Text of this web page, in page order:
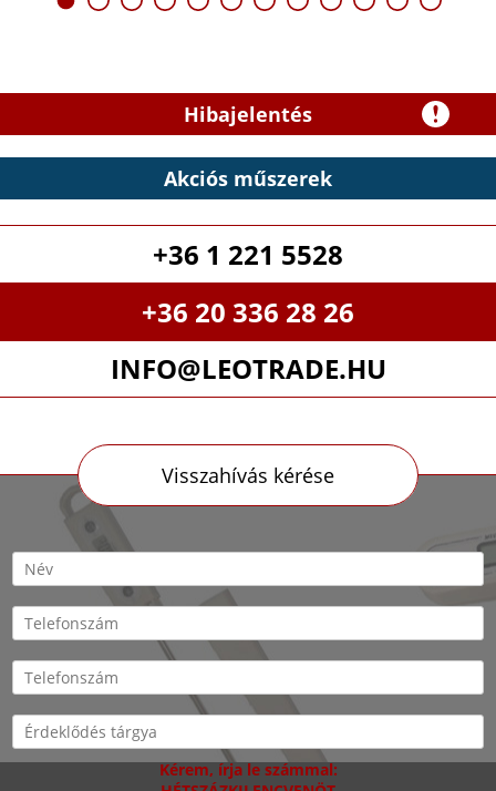
Hibajelentés
Akciós műszerek
+36 1 221 5528
+36 20 336 28 26
INFO@LEOTRADE.HU
Visszahívás kérése
Kérem, írja le számmal: